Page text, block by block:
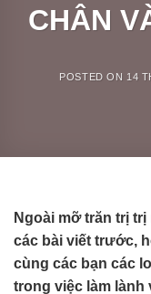
CHÂN
POSTED ON 14
Ngoài mỡ trăn trị
các bài viết trước,
cùng các bạn các
trong việc làm